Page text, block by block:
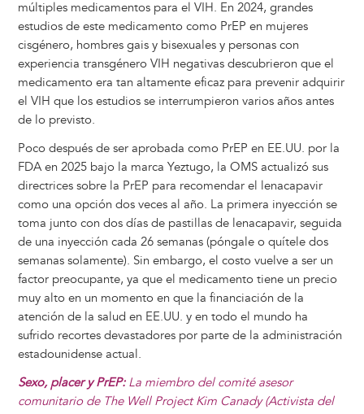
múltiples medicamentos para el VIH. En 2024, grandes
estudios de este medicamento como PrEP en mujeres
cisgénero, hombres gais y bisexuales y personas con
experiencia transgénero VIH negativas descubrieron que el
medicamento era tan altamente eficaz para prevenir adquirir
el VIH que los estudios se interrumpieron varios años antes
de lo previsto.
Poco después de ser aprobada como PrEP en EE.UU. por la
FDA en 2025 bajo la marca Yeztugo, la OMS actualizó sus
directrices sobre la PrEP para recomendar el lenacapavir
como una opción dos veces al año. La primera inyección se
toma junto con dos días de pastillas de lenacapavir, seguida
de una inyección cada 26 semanas (póngale o quítele dos
semanas solamente). Sin embargo, el costo vuelve a ser un
factor preocupante, ya que el medicamento tiene un precio
muy alto en un momento en que la financiación de la
atención de la salud en EE.UU. y en todo el mundo ha
sufrido recortes devastadores por parte de la administración
estadounidense actual.
Sexo, placer y PrEP:La miembro del comité asesor
comunitario de The Well Project Kim Canady (Activista del